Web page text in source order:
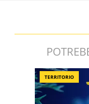
TERRITORIO